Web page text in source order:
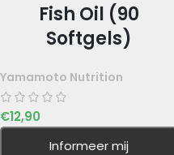
Fish Oil (90
Softgels)
Yamamoto Nutrition
€12,90
Informeer mij